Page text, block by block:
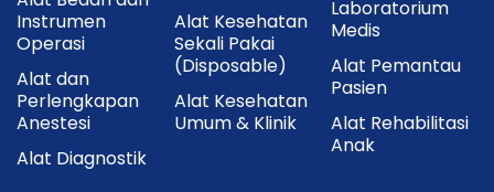
Instrumen
Operasi
Alat dan
Perlengkapan
Anestesi
Alat Diagnostik
Alat Kesehatan
Sekali Pakai
(Disposable)
Alat Kesehatan
Umum & Klinik
Laboratorium
Medis
Alat Pemantau
Pasien
Alat Rehabilitasi
Anak